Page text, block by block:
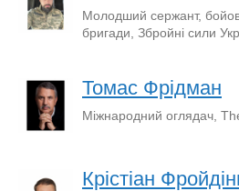
Молодший сержант,
бригади, Збройні сили
Томас Фрідман
Міжнародний оглядач,
Крістіан